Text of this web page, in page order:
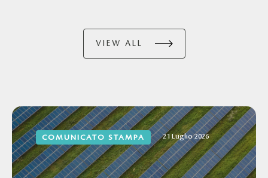
VIEW ALL
COMUNICATO STAMPA 21 Luglio 2026